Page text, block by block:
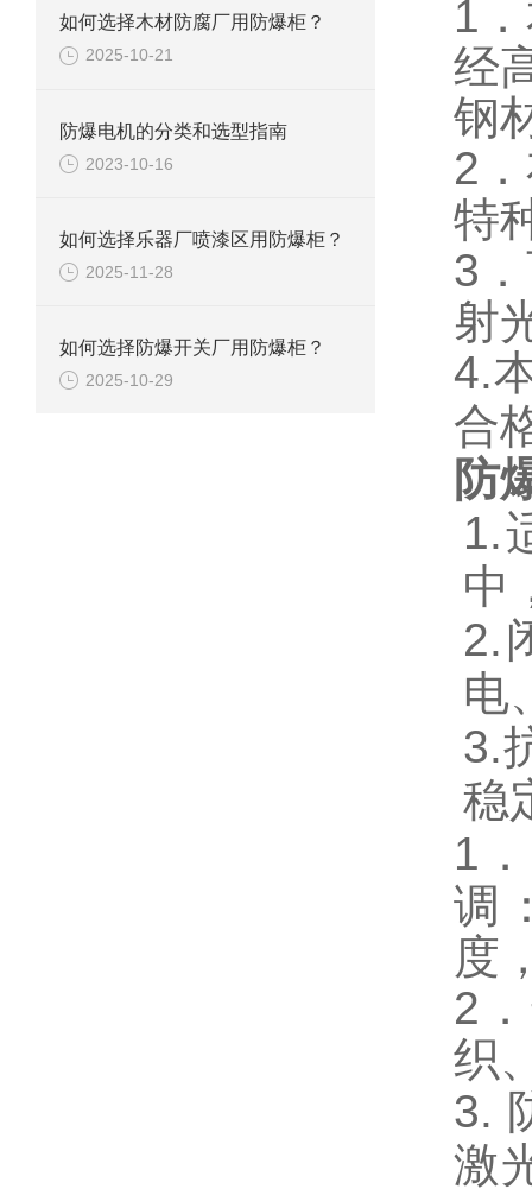
如何选择木材防腐厂用防爆柜？
2025-10-21
防爆电机的分类和选型指南
2023-10-16
如何选择乐器厂喷漆区用防爆柜？
2025-11-28
如何选择防爆开关厂用防爆柜？
2025-10-29
1
经
钢
2
特
3
射
4.
合
防
1.
中
2.
电
3.
稳
1
调
度
2
织
3.
激